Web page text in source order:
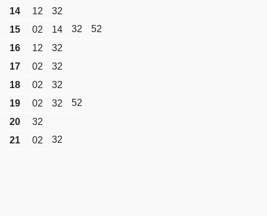
14
12
32
15
02 14 32
52
16
12
32
17
02
32
18
02
32
19
02 32
52
20
32
21
02 32